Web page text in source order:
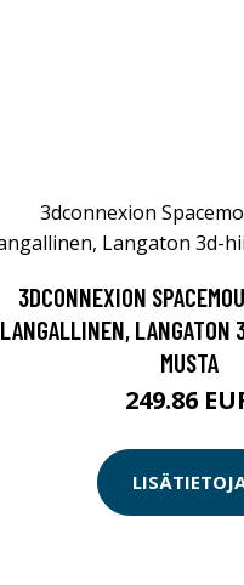
3DCONNEXION
LANGALLINEN, LANGATON
MUSTA
249.86